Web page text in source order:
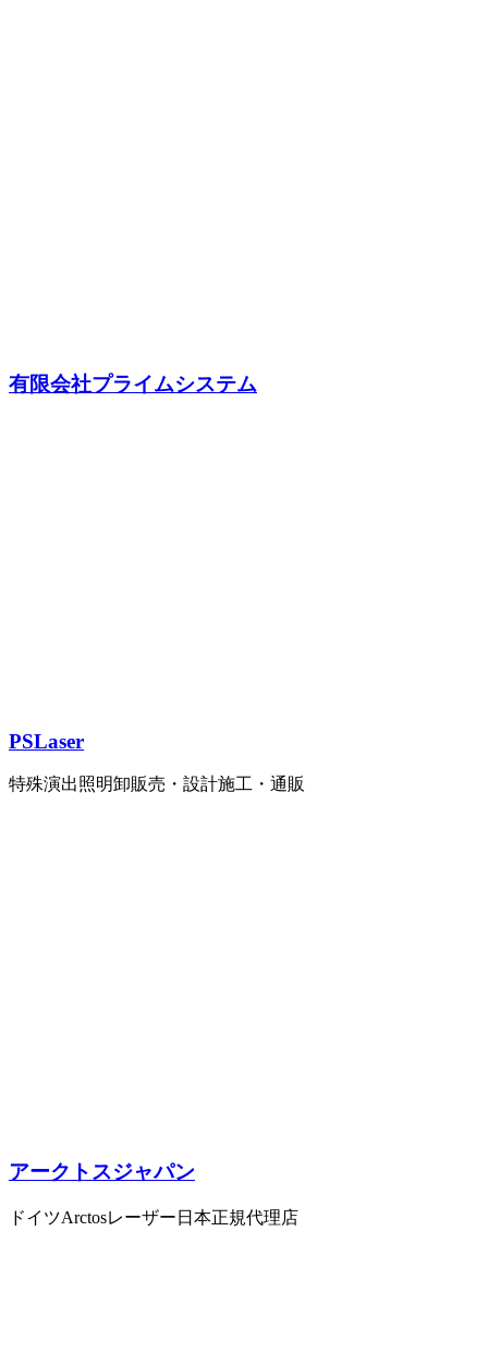
有限会社プライムシステム
PSLaser
特殊演出照明卸販売・設計施工・通販
アークトスジャパン
ドイツArctosレーザー日本正規代理店